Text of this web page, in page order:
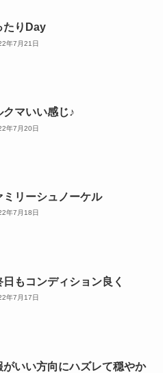
たりDay
年7月21日
クマいい感じ♪
年7月20日
ミリーシュノーケル
年7月18日
日もコンディション良く
年7月17日
がいい方向にハズレて穏やか